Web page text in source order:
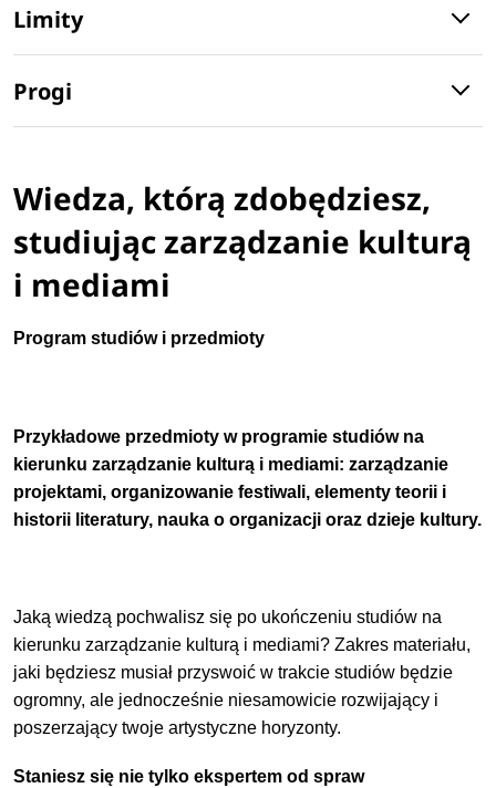
Limity
Progi
Wiedza, którą zdobędziesz,
studiując zarządzanie kulturą
i mediami
Program studiów i przedmioty
Przykładowe przedmioty w programie studiów na
kierunku zarządzanie kulturą i mediami: zarządzanie
projektami, organizowanie festiwali, elementy teorii i
historii literatury, nauka o organizacji oraz dzieje kultury.
Jaką wiedzą pochwalisz się po ukończeniu studiów na
kierunku zarządzanie kulturą i mediami? Zakres materiału,
jaki będziesz musiał przyswoić w trakcie studiów będzie
ogromny, ale jednocześnie niesamowicie rozwijający i
poszerzający twoje artystyczne horyzonty.
Staniesz się nie tylko ekspertem od spraw